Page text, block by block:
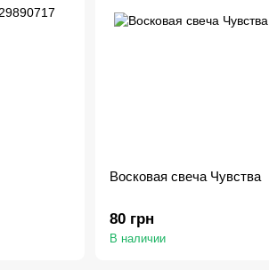
Восковая свеча Чувства
80 грн
В наличии